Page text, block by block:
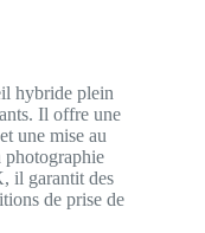
hybride plein
Il offre une
une mise au
photographie
il garantit des
de prise de